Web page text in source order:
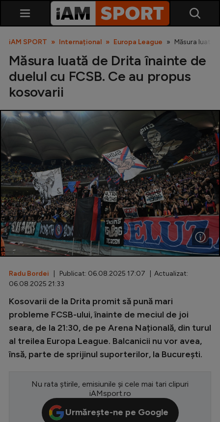
Cupa României
Echipa Națională
U21
Fotbal feminin
Special
Diverse
Inedit
Champions League
Europa League
Conference League
CM 2026
Premier League
iAM SPORT Internațional Europa League Măsura luată
Măsura luată de Drita înainte de
duelul cu FCSB. Ce au propus
kosovarii
Radu Bordei | Publicat: 06.08.2025 17:07 | Actualizat:
06.08.2025 21:33
Kosovarii de la Drita promit să pună mari
probleme FCSB-ului, înainte de meciul de joi
seara, de la 21:30, de pe Arena Națională, din turul
al treilea Europa League. Balcanicii nu vor avea,
însă, parte de sprijinul suporterilor, la București.
Nu rata știrile, emisiunile și cele mai tari clipuri
iAMsport.ro
Urmărește-ne pe Google